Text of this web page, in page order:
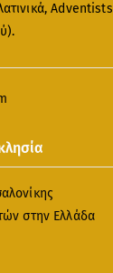
στην Ελλάδα